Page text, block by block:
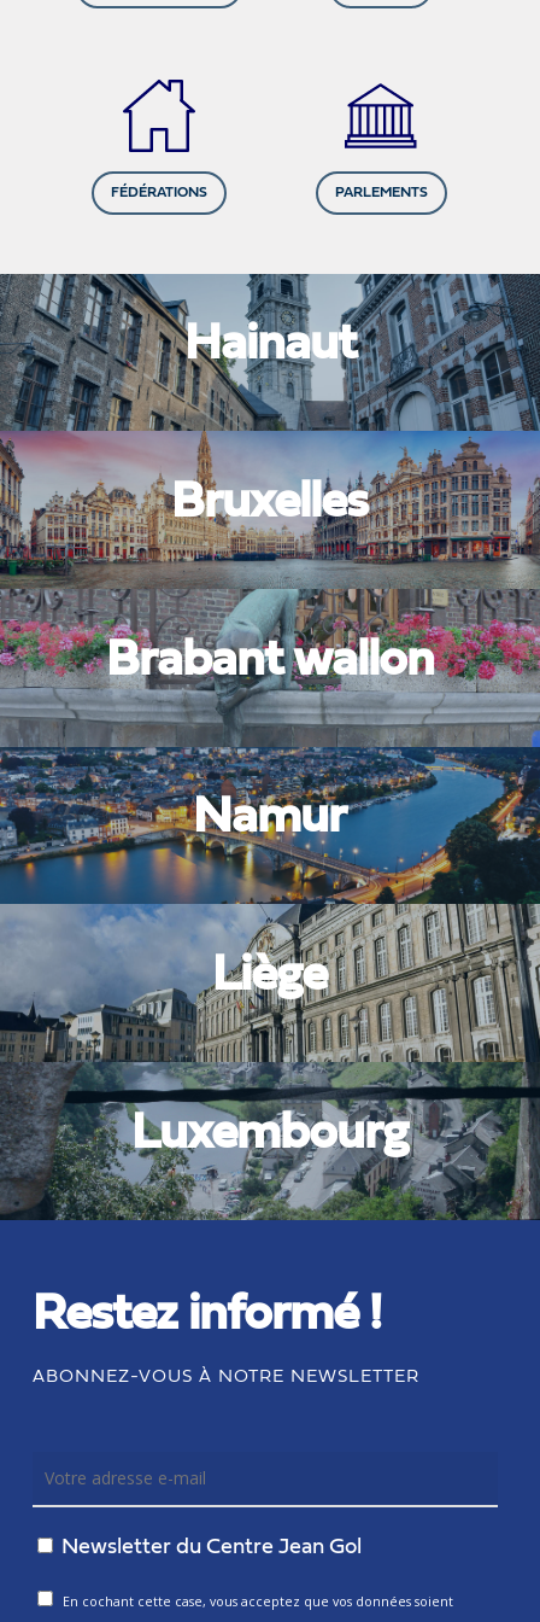
FÉDÉRATIONS PARLEMENTS
Hainaut
Bruxelles
Brabant wallon
Namur
Liège
Luxembourg
Restez informé !
ABONNEZ-VOUS À NOTRE NEWSLETTER
Newsletter du Centre Jean Gol
En cochant cette case, vous acceptez que vos données soient